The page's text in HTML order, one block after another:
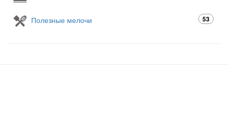
Полезные мелочи 53